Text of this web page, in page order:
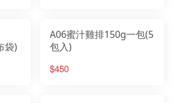
袋)
A06蜜汁雞排150g一包(5
包入)
$450